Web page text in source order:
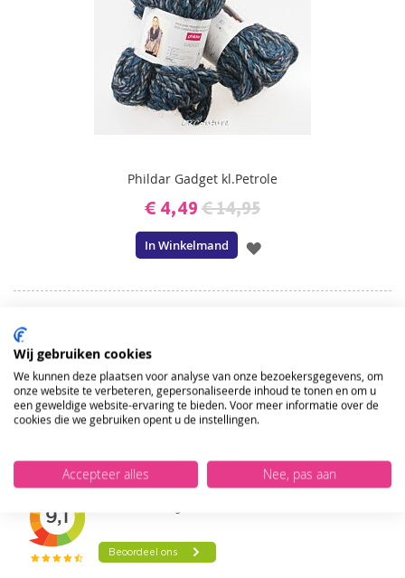
Phildar Gadget kl.Petrole
€ 4,49€ 14,95
In Winkelmand
VOEG
Phildar Gadget is een dik, tweekleurig garen waarmee je in
een handomdraai een sjaal breit. Gadget is een ideaal
garen voor armbreien wat een zeer snel een mooi
Wij gebruiken cookies
We kunnen deze plaatsen voor analyse van onze bezoekersgegevens, om
onze website te verbeteren, gepersonaliseerde inhoud te tonen en om u
een geweldige website-ervaring te bieden. Voor meer informatie over de
cookies die we gebruiken opent u de instellingen.
Accepteer alles Nee, pas aan